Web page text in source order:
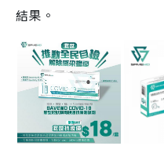
結果。